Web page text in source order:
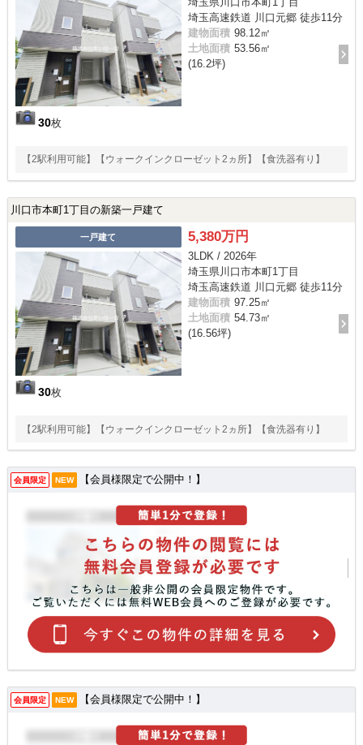
30枚
埼玉高速鉄道 川口元郷 徒歩11分
建物面積 98.12㎡
土地面積 53.56㎡
(16.2坪)
【2駅利用可能】【ウォークインクローゼット2ヵ所】【食洗器有り】
川口市本町1丁目の新築一戸建て
一戸建て
30枚
5,380万円
3LDK / 2026年
埼玉県川口市本町1丁目
埼玉高速鉄道 川口元郷 徒歩11分
建物面積 97.25㎡
土地面積 54.73㎡
(16.56坪)
【2駅利用可能】【ウォークインクローゼット2ヵ所】【食洗器有り】
会員限定 NEW 【会員様限定で公開中！】
会員限定 NEW 【会員様限定で公開中！】